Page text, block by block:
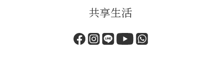
共享生活